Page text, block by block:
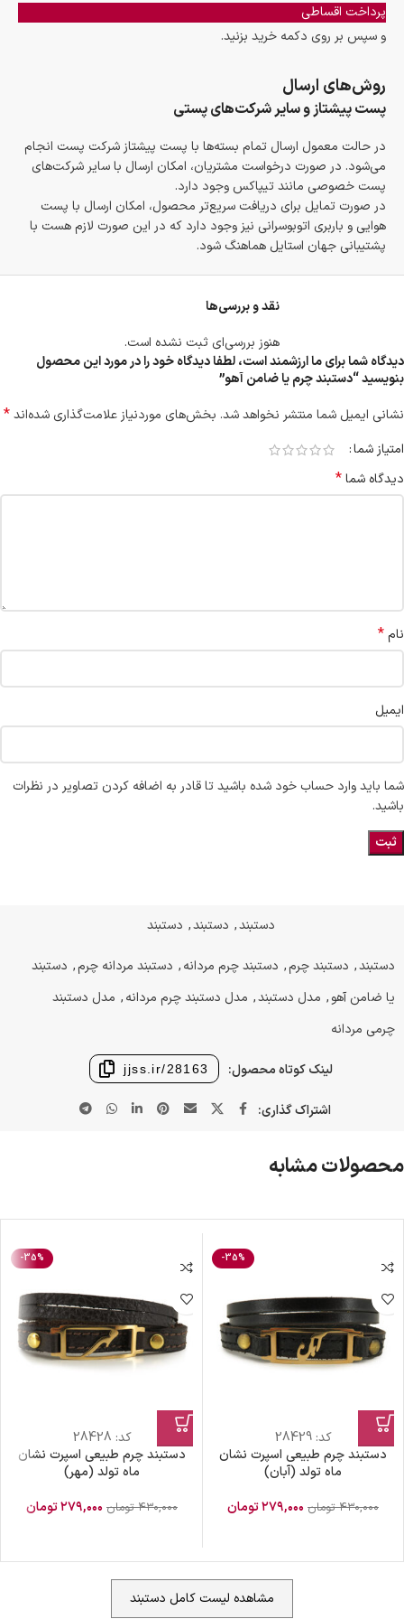
پرداخت اقساطی
و سپس بر روی دکمه خرید بزنید.
روش‌های ارسال
پست پیشتاز و سایر شرکت‌های پستی
در حالت معمول ارسال تمام بسته‌ها با پست پیشتاز شرکت پست انجام
می‌شود. در صورت درخواست مشتریان، امکان ارسال با سایر شرکت‌های
پست خصوصی مانند تیپاکس وجود دارد.
در صورت تمایل برای دریافت سریع‌تر محصول، امکان ارسال با پست
هوایی و باربری اتوبوسرانی نیز وجود دارد که در این صورت لازم هست با
پشتیبانی جهان استایل هماهنگ شود.
نقد و بررسی‌ها
هنوز بررسی‌ای ثبت نشده است.
دیدگاه شما برای ما ارزشمند است، لطفا دیدگاه خود را در مورد این محصول
بنویسید “دستبند چرم یا ضامن آهو”
نشانی ایمیل شما منتشر نخواهد شد. بخش‌های موردنیاز علامت‌گذاری شده‌اند*
امتیاز شما
دیدگاه شما*
نام*
ایمیل
شما باید وارد حساب خود شده باشید تا قادر به اضافه کردن تصاویر در نظرات
باشید.
دستبند, دستبند, دستبند
دستبند, دستبند چرم, دستبند چرم مردانه, دستبند مردانه چرم, دستبند
یا ضامن آهو, مدل دستبند, مدل دستبند چرم مردانه, مدل دستبند
چرمی مردانه
لینک کوتاه محصول: jjss.ir/28163
اشتراک گذاری:
محصولات مشابه
-35%
کد:28429
دستبند چرم طبیعی اسپرت نشان
ماه تولد (آبان)
۴۳۰,۰۰۰ تومان ۲۷۹,۰۰۰تومان
-35%
کد: 28428
دستبند چرم طبیعی اسپرت نشان
ماه تولد (مهر)
۴۳۰,۰۰۰ تومان ۲۷۹,۰۰۰تومان
مشاهده لیست کامل دستبند